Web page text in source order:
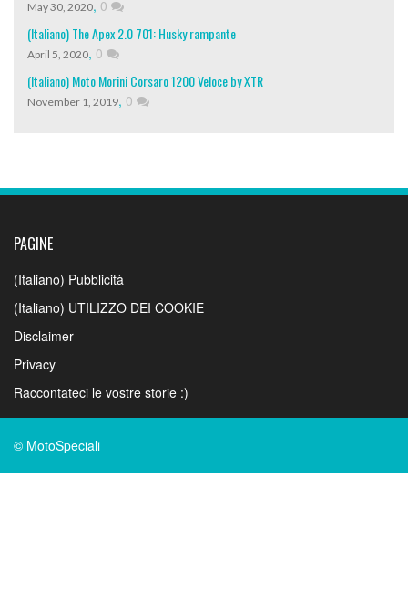
May 30, 2020, 0
(Italiano) The Apex 2.0 701: Husky rampante
April 5, 2020, 0
(Italiano) Moto Morini Corsaro 1200 Veloce by XTR
November 1, 2019, 0
PAGINE
(Italiano) Pubblicità
(Italiano) UTILIZZO DEI COOKIE
Disclaimer
Privacy
Raccontateci le vostre storie :)
© MotoSpeciali